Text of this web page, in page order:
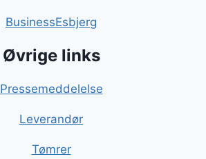
BusinessEsbjerg
Øvrige links
Pressemeddelelse
Leverandør
Tømrer